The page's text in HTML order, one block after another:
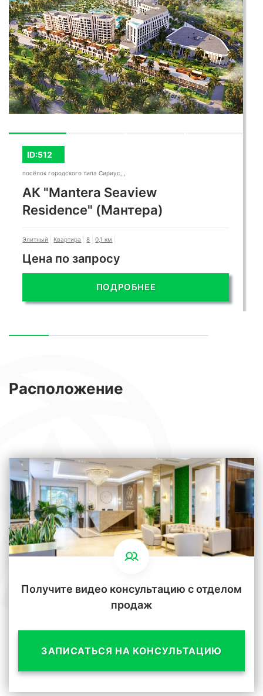
ID:512
посёлок городского типа Сириус, ,
АК "Mantera Seaview
Residence" (Мантера)
Элитный Квартира 8 0,1 км
Цена по запросу
ПОДРОБНЕЕ
Расположение
Получите видео консультацию с отделом
продаж
ЗАПИСАТЬСЯ НА КОНСУЛЬТАЦИЮ